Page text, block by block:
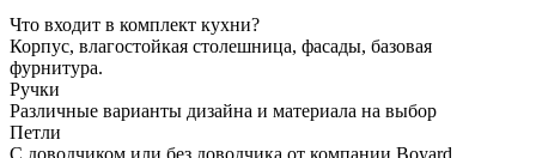
Что входит в комплект кухни?
Корпус, влагостойкая столешница, фасады, базовая
фурнитура.
Ручки
Различные варианты дизайна и материала на выбор
Петли
С доводчиком или без доводчика от компании Boyard